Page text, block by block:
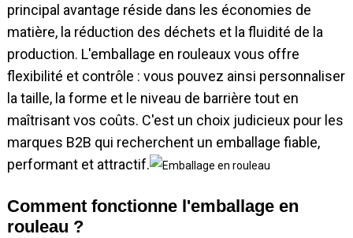
principal avantage réside dans les économies de
matière, la réduction des déchets et la fluidité de la
production. L'emballage en rouleaux vous offre
flexibilité et contrôle : vous pouvez ainsi personnaliser
la taille, la forme et le niveau de barrière tout en
maîtrisant vos coûts. C'est un choix judicieux pour les
marques B2B qui recherchent un emballage fiable,
performant et attractif.
Comment fonctionne l'emballage en
rouleau ?